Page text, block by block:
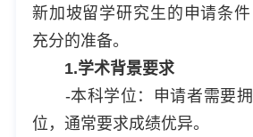
新加坡留学研究生的申请条
充分的准备。
1.学术背景要求
-本科学位：申请者需要拥
位，通常要求成绩优异。